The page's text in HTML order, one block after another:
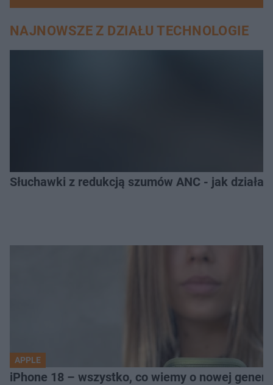
NAJNOWSZE Z DZIAŁU TECHNOLOGIE
Słuchawki z redukcją szumów ANC - jak
APPLE
iPhone 18 – wszystko, co wiemy o nowej